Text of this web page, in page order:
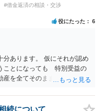
#借金返済の相談・交渉
役にたった 6
分あります。 仮にそれが認め
ことになっても 特別受益の
を全てそのまま取得できる
続について